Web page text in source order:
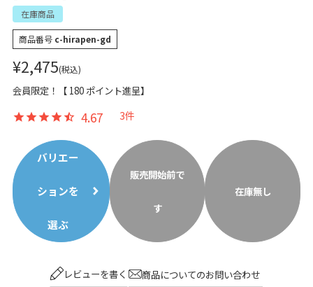
在庫商品
商品番号 c-hirapen-gd
¥2,475 税込
会員限定！【 180 ポイント進呈】
4.67 3
バリエー
ションを
選ぶ
販売開始前で
す
在庫無し
レビューを書く 商品についてのお問い合わせ